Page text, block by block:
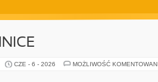
CZE - 6 - 2026 MOŻLIWOŚĆ